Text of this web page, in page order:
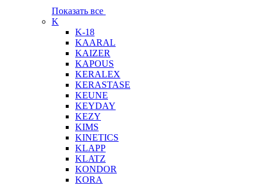
Показать все
K
K-18
KAARAL
KAIZER
KAPOUS
KERALEX
KERASTASE
KEUNE
KEYDAY
KEZY
KIMS
KINETICS
KLAPP
KLATZ
KONDOR
KORA